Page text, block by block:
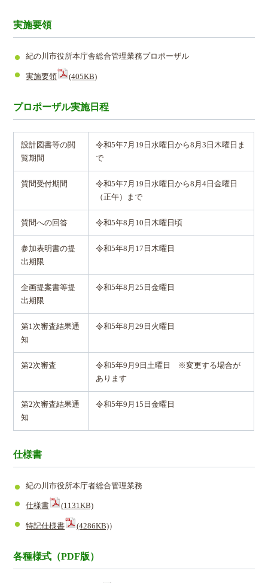
実施要領
紀の川市役所本庁舎総合管理業務プロポーザル
実施要領 (405KB)
プロポーザル実施日程
設計図書等の閲
覧期間
令和5年7月19日水曜日から8月3日木曜日ま
で
質問受付期間
令和5年7月19日水曜日から8月4日金曜日
（正午）まで
質問への回答 令和5年8月10日木曜日頃
参加表明書の提
出期限
令和5年8月17日木曜日
企画提案書等提
出期限
令和5年8月25日金曜日
第1次審査結果通
知
令和5年8月29日火曜日
第2次審査
令和5年9月9日土曜日 ※変更する場合が
あります
第2次審査結果通
知
令和5年9月15日金曜日
仕様書
紀の川市役所本庁者総合管理業務
仕様書 (1131KB)
特記仕様書 (4286KB)）
各種様式（PDF版）